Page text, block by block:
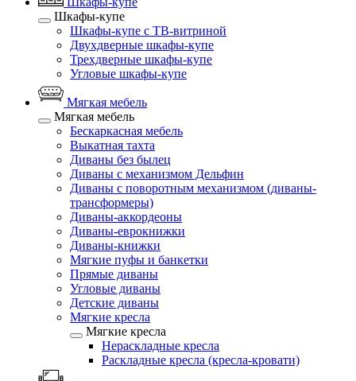
Шкафы-купе
Шкафы-купе с ТВ-витриной
Двухдверные шкафы-купе
Трехдверные шкафы-купе
Угловые шкафы-купе
Мягкая мебель
Мягкая мебель
Бескаркасная мебель
Выкатная тахта
Диваны без былец
Диваны с механизмом Дельфин
Диваны с поворотным механизмом (диваны-
трансформеры)
Диваны-аккордеоны
Диваны-еврокнижки
Диваны-книжки
Мягкие пуфы и банкетки
Прямые диваны
Угловые диваны
Детские диваны
Мягкие кресла
Мягкие кресла
Нераскладные кресла
Раскладные кресла (кресла-кровати)